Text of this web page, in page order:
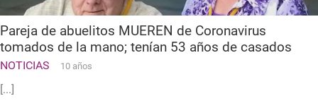
Pareja de abuelitos MUEREN de Coronavirus
tomados de la mano; tenían 53 años de casados
NOTICIAS 10 años
[...]